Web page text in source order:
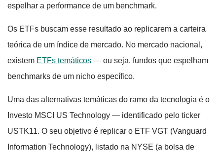
espelhar a performance de um benchmark.
Os ETFs buscam esse resultado ao replicarem a carteira
teórica de um índice de mercado. No mercado nacional,
existem ETFs temáticos — ou seja, fundos que espelham
benchmarks de um nicho específico.
Uma das alternativas temáticas do ramo da tecnologia é o
Investo MSCI US Technology — identificado pelo ticker
USTK11. O seu objetivo é replicar o ETF VGT (Vanguard
Information Technology), listado na NYSE (a bolsa de